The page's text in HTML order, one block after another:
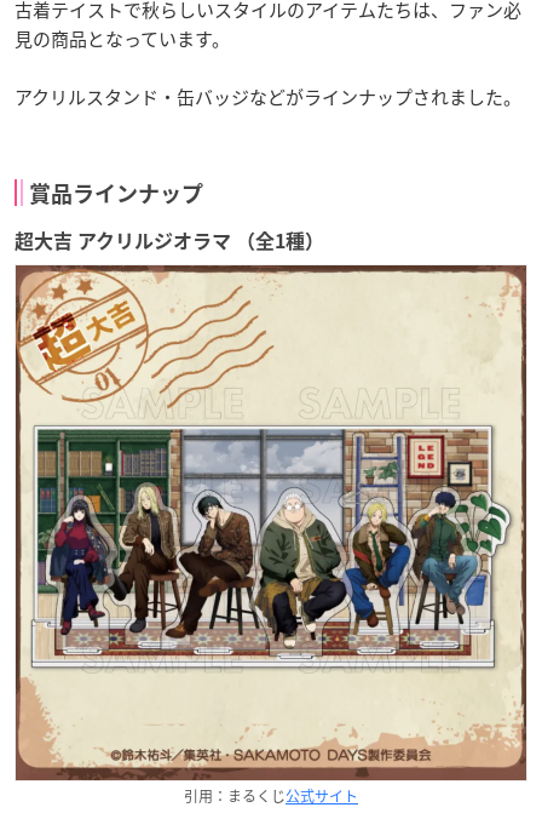
古着テイストで秋らしいスタイルのアイテムたちは、ファン必
見の商品となっています。
アクリルスタンド・缶バッジなどがラインナップされました。
賞品ラインナップ
超大吉 アクリルジオラマ （全1種）
引用：まるくじ公式サイト